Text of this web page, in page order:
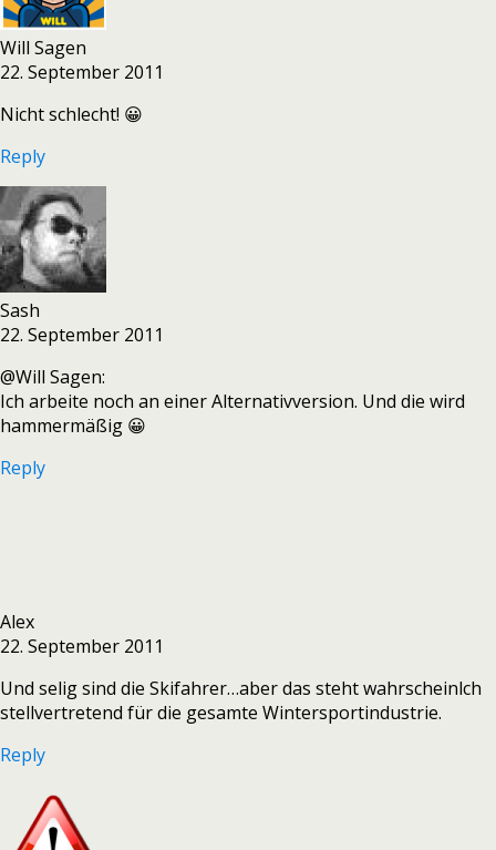
Will Sagen
22. September 2011
Nicht schlecht! 😀
Reply
Sash
22. September 2011
@Will Sagen:
Ich arbeite noch an einer Alternativversion. Und die wird
hammermäßig 😀
Reply
Alex
22. September 2011
Und selig sind die Skifahrer…aber das steht wahrscheinlch
stellvertretend für die gesamte Wintersportindustrie.
Reply